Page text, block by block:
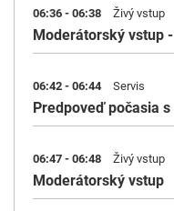
06:36 - 06:38 Živý vstup
Moderátorský vstup
06:42 - 06:44 Servis
Predpoveď počasia
06:47 - 06:48 Živý vstup
Moderátorský vstup